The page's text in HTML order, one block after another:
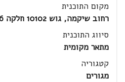
מקום התוכנית
רחוב שיקמה, גוש 10102 חלקה 56, פרדס חנה-כרכור
סיווג התוכנית
מתאר מקומית
קטגוריה
מגורים